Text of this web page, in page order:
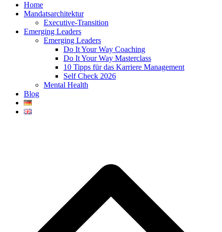
Home
Mandatsarchitektur
Executive-Transition
Emerging Leaders
Emerging Leaders
Do It Your Way Coaching
Do It Your Way Masterclass
10 Tipps für das Karriere Management
Self Check 2026
Mental Health
Blog